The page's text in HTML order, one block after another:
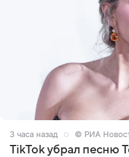
3 часа назад © РИА
TikTok убрал песню